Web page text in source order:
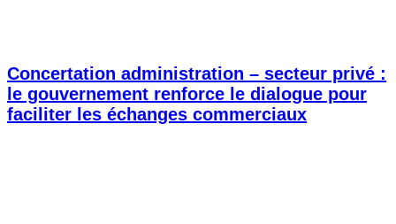
Concertation administration – secteur privé :
le gouvernement renforce le dialogue pour
faciliter les échanges commerciaux